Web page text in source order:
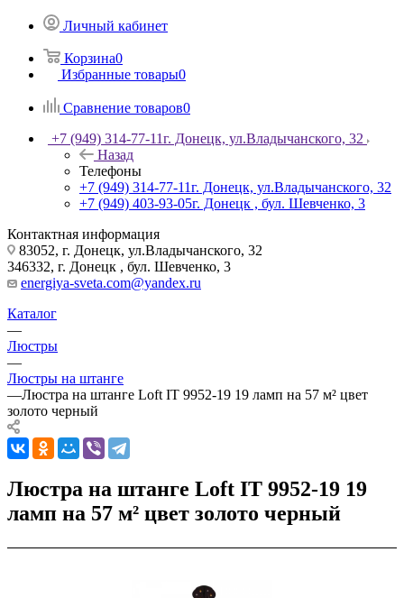
Личный кабинет
Корзина0
Избранные товары0
Сравнение товаров0
+7 (949) 314-77-11г. Донецк, ул.Владычанского, 32
Назад
Телефоны
+7 (949) 314-77-11г. Донецк, ул.Владычанского, 32
+7 (949) 403-93-05г. Донецк , бул. Шевченко, 3
Контактная информация
83052, г. Донецк, ул.Владычанского, 32
346332, г. Донецк , бул. Шевченко, 3
energiya-sveta.com@yandex.ru
Каталог
—
Люстры
—
Люстры на штанге
—Люстра на штанге Loft IT 9952-19 19 ламп на 57 м² цвет
золото черный
Люстра на штанге Loft IT 9952-19 19
ламп на 57 м² цвет золото черный